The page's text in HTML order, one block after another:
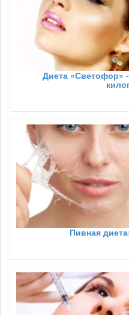
Диета «Светофор»
Пивная